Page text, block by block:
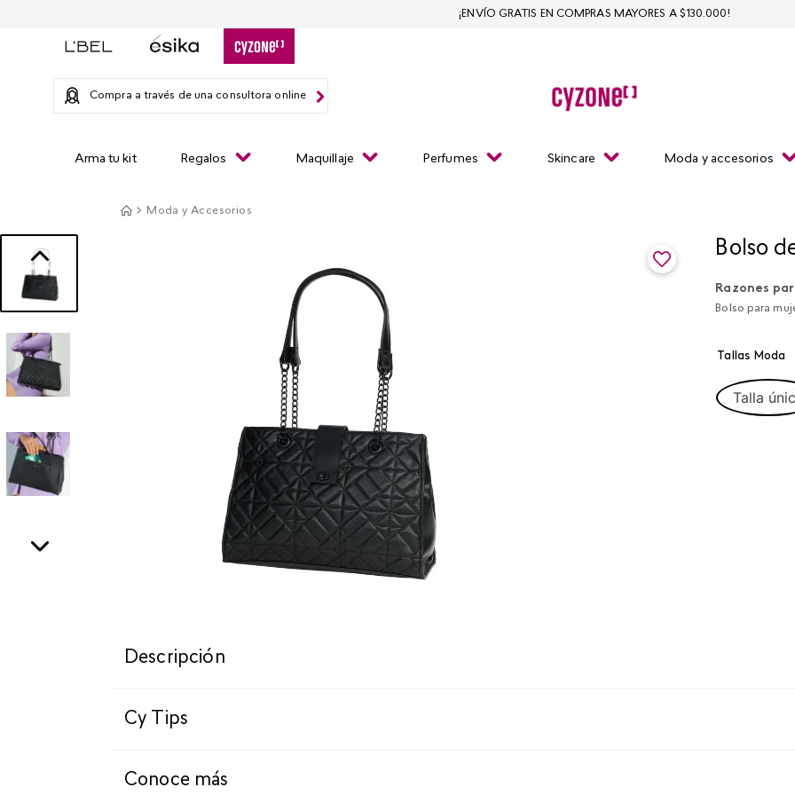
Compra a través de una consultora online
Arma tu kit Regalos Maquillaje Perfumes Skincare Moda y accesorios
¡ENVÍO GRATIS EN COMPRAS MAYORES A $130.000!
Moda y Accesorios
Bolso
Razones
Bolso para
Tallas Moda
Talla
Descripción
Cy Tips
Conoce más